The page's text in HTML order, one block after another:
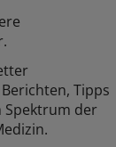
Tipps
Spektrum der